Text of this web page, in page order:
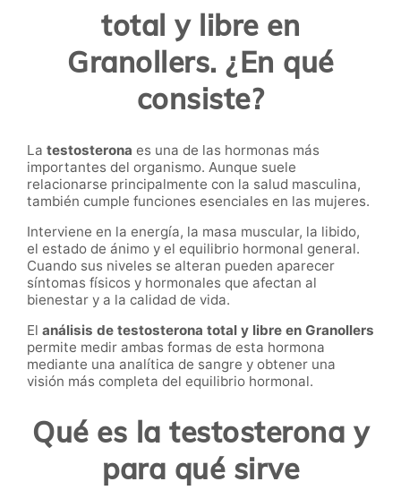
total y libre en
Granollers. ¿En qué
consiste?
La testosterona es una de las hormonas más
importantes del organismo. Aunque suele
relacionarse principalmente con la salud masculina,
también cumple funciones esenciales en las mujeres.
Interviene en la energía, la masa muscular, la libido,
el estado de ánimo y el equilibrio hormonal general.
Cuando sus niveles se alteran pueden aparecer
síntomas físicos y hormonales que afectan al
bienestar y a la calidad de vida.
El análisis de testosterona total y libre en Granollers
permite medir ambas formas de esta hormona
mediante una analítica de sangre y obtener una
visión más completa del equilibrio hormonal.
Qué es la testosterona y
para qué sirve